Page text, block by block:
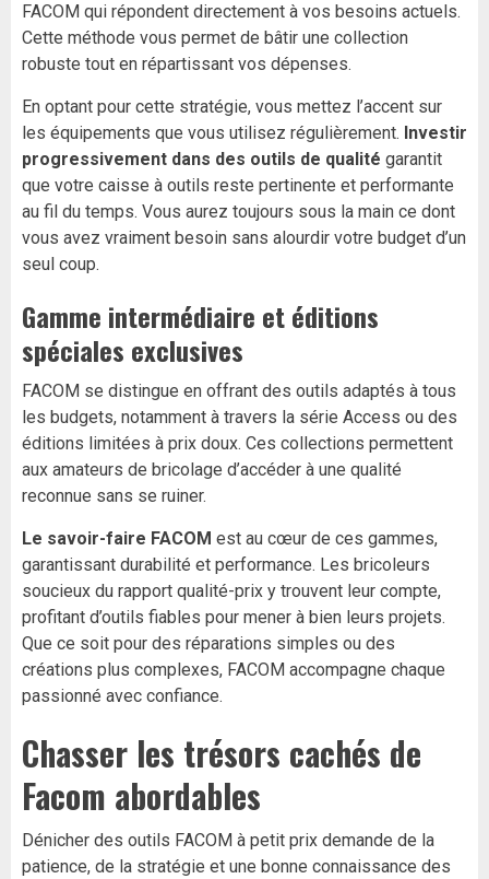
FACOM qui répondent directement à vos besoins actuels.
Cette méthode vous permet de bâtir une collection
robuste tout en répartissant vos dépenses.
En optant pour cette stratégie, vous mettez l’accent sur
les équipements que vous utilisez régulièrement. Investir
progressivement dans des outils de qualité garantit
que votre caisse à outils reste pertinente et performante
au fil du temps. Vous aurez toujours sous la main ce dont
vous avez vraiment besoin sans alourdir votre budget d’un
seul coup.
Gamme intermédiaire et éditions
spéciales exclusives
FACOM se distingue en offrant des outils adaptés à tous
les budgets, notamment à travers la série Access ou des
éditions limitées à prix doux. Ces collections permettent
aux amateurs de bricolage d’accéder à une qualité
reconnue sans se ruiner.
Le savoir-faire FACOM est au cœur de ces gammes,
garantissant durabilité et performance. Les bricoleurs
soucieux du rapport qualité-prix y trouvent leur compte,
profitant d’outils fiables pour mener à bien leurs projets.
Que ce soit pour des réparations simples ou des
créations plus complexes, FACOM accompagne chaque
passionné avec confiance.
Chasser les trésors cachés de
Facom abordables
Dénicher des outils FACOM à petit prix demande de la
patience, de la stratégie et une bonne connaissance des